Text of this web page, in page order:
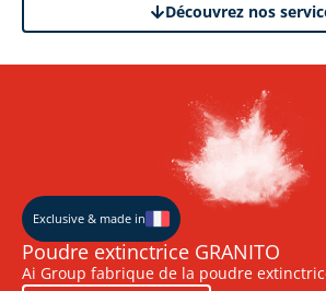
Découvrez nos
Exclusive & made in
Poudre extinctrice GRANITO
Ai Group fabrique de la poudre